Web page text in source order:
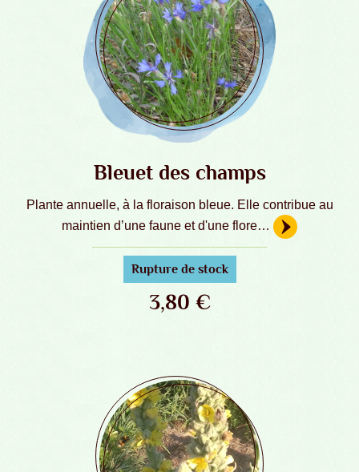
Bleuet des champs
Plante annuelle, à la floraison bleue. Elle contribue au
maintien d’une faune et d'une flore…
Rupture de stock
3,80 €